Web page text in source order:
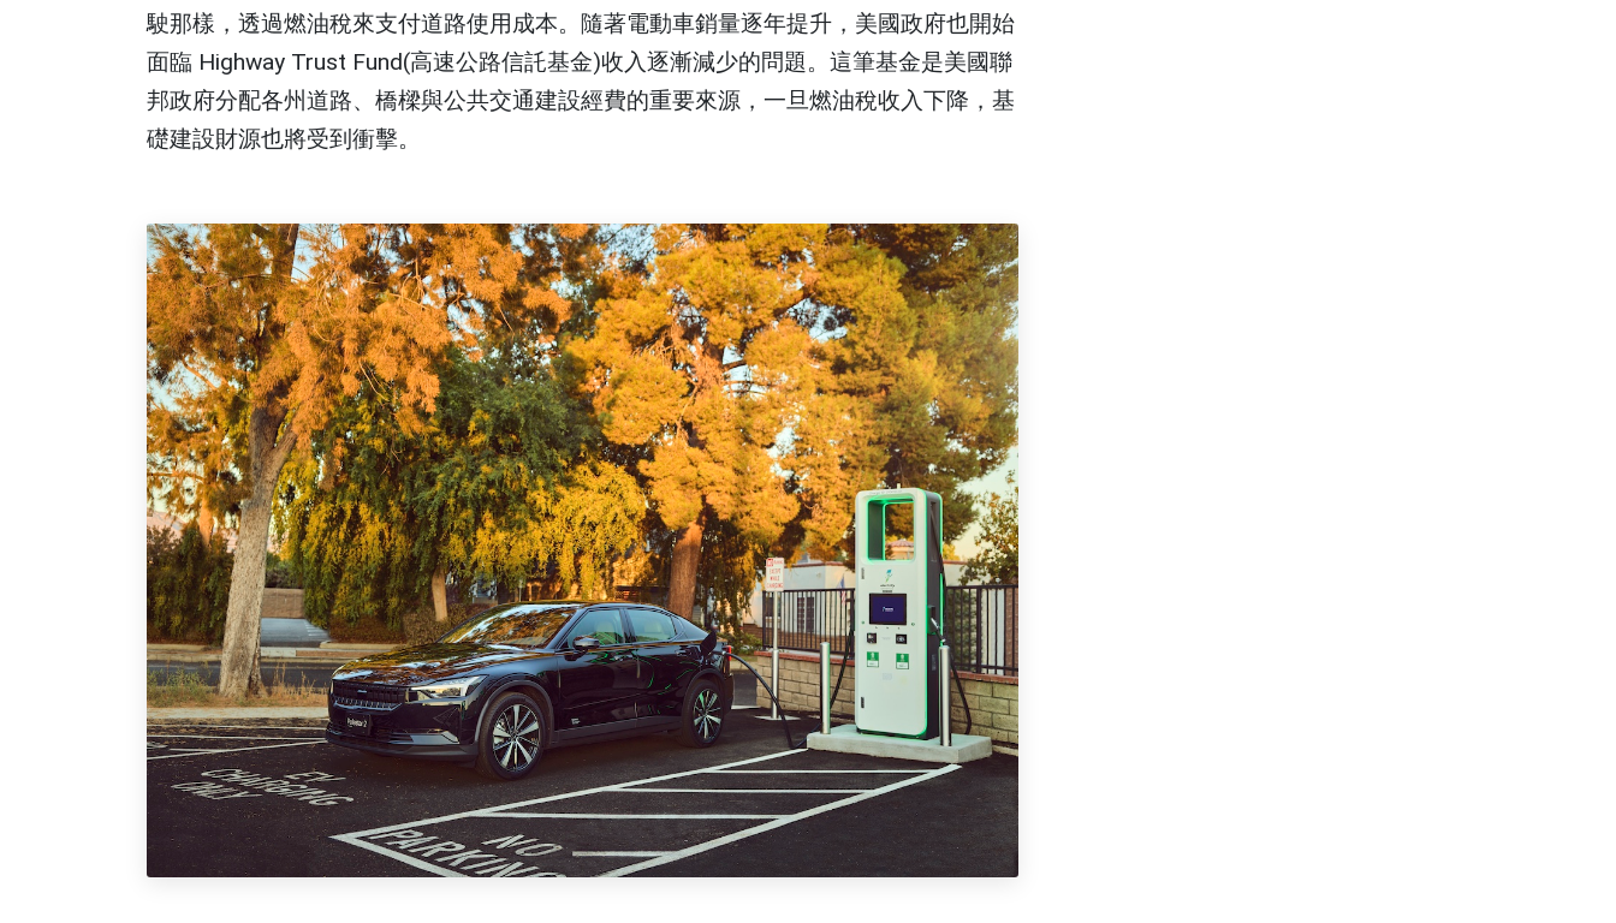
駛那樣，透過燃油稅來支付道路使用成本。隨著電動車銷量逐年提升，美國政府也開始
面臨 Highway Trust Fund(高速公路信託基金)收入逐漸減少的問題。這筆基金是美國聯
邦政府分配各州道路、橋樑與公共交通建設經費的重要來源，一旦燃油稅收入下降，基
礎建設財源也將受到衝擊。